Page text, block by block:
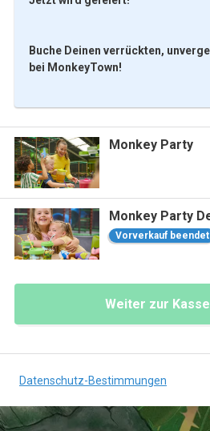
Buche Deinen verrückten,
bei MonkeyTown!
Monkey Party
Monkey Party
Vorverkauf beendet
Weiter zur
Datenschutz-Bestimmungen